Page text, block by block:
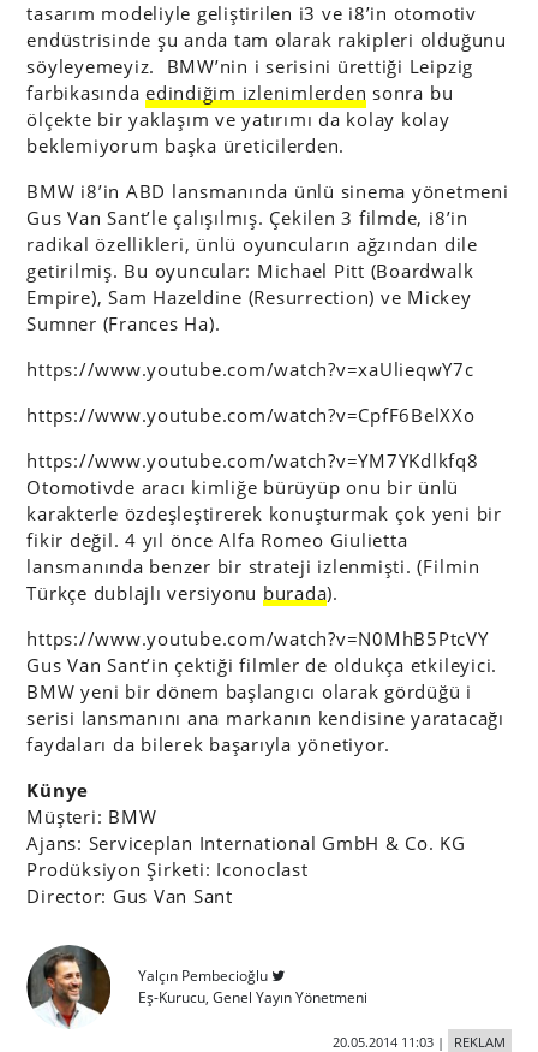
tasarım modeliyle geliştirilen i3 ve i8’in otomotiv
endüstrisinde şu anda tam olarak rakipleri olduğunu
söyleyemeyiz. BMW’nin i serisini ürettiği Leipzig
farbikasındaedindiğim izlenimlerden sonra bu
ölçekte bir yaklaşım ve yatırımı da kolay kolay
beklemiyorum başka üreticilerden.
BMW i8’in ABD lansmanında ünlü sinema yönetmeni
Gus Van Sant’le çalışılmış. Çekilen 3 filmde, i8’in
radikal özellikleri, ünlü oyuncuların ağzından dile
getirilmiş. Bu oyuncular: Michael Pitt (Boardwalk
Empire), Sam Hazeldine (Resurrection) ve Mickey
Sumner (Frances Ha).
https://www.youtube.com/watch?v=xaUlieqwY7c
https://www.youtube.com/watch?v=CpfF6BelXXo
https://www.youtube.com/watch?v=YM7YKdlkfq8
Otomotivde aracı kimliğe bürüyüp onu bir ünlü
karakterle özdeşleştirerek konuşturmak çok yeni bir
fikir değil. 4 yıl önce Alfa Romeo Giulietta
lansmanında benzer bir strateji izlenmişti. (Filmin
Türkçe dublajlı versiyonu burada).
https://www.youtube.com/watch?v=N0MhB5PtcVY
Gus Van Sant’in çektiği filmler de oldukça etkileyici.
BMW yeni bir dönem başlangıcı olarak gördüğü i
serisi lansmanını ana markanın kendisine yaratacağı
faydaları da bilerek başarıyla yönetiyor.
Künye
Müşteri: BMW
Ajans: Serviceplan International GmbH & Co. KG
Prodüksiyon Şirketi: Iconoclast
Director: Gus Van Sant
Yalçın Pembecioğlu
Eş-Kurucu, Genel Yayın Yönetmeni
20.05.2014 11:03| REKLAM